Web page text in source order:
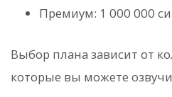
Премиум: 1 000 000
Выбор плана зависит от
которые вы можете